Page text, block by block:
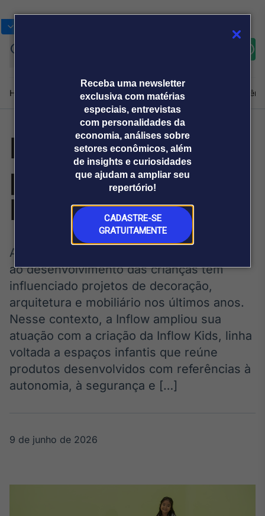
Receba uma newsletter
exclusiva com matérias
especiais, entrevistas
com personalidades da
economia, análises sobre
setores econômicos, além
de insights e curiosidades
que ajudam a ampliar seu
repertório!
CADASTRE-SE
GRATUITAMENTE
Home Produtos e soluçõesNotíciasBlogWeekend
Plataformas
Broadcast
Broadcast+
O mercado
financeiro em
tempo real
Broadcast
Agro
agronegócio
Broadcast
Político
Os bastidores da
energia elétrica
no Brasil
Sobre nós Releases Broadcast
Prêmio Broadcast
Analistas
Prêmio Broadcast
Empresas
Agências de
comunicação
Releases
Inflow amplia
portfólio com a
Inflow Kids
A busca por ambientes infantis adaptados
ao desenvolvimento das crianças tem
influenciado projetos de decoração,
arquitetura e mobiliário nos últimos anos.
Nesse contexto, a Inflow ampliou sua
atuação com a criação da Inflow Kids, linha
voltada a espaços infantis que reúne
produtos desenvolvidos com referências à
autonomia, à segurança e […]
9 de junho de 2026